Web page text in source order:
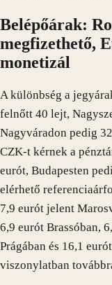
Belépőárak:
megfizethető,
monetizál
A különbség a
felnőtt 40 lejt,
Nagyváradon pedig
CZK-t kérnek a
eurót, Budapesten
elérhető
7,9 eurót jelent
6,9 eurót Brassóban,
Prágában és 16,1
viszonylatban